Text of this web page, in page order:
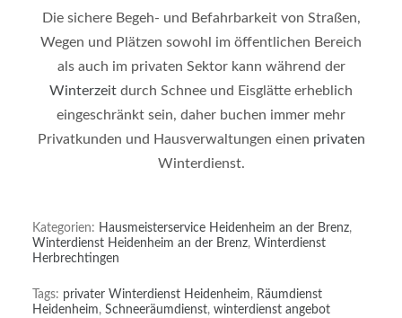
Die sichere Begeh- und Befahrbarkeit von Straßen,
Wegen und Plätzen sowohl im öffentlichen Bereich
als auch im privaten Sektor kann während der
Winterzeit durch Schnee und Eisglätte erheblich
eingeschränkt sein, daher buchen immer mehr
Privatkunden und Hausverwaltungen einen privaten
Winterdienst.
Kategorien: Hausmeisterservice Heidenheim an der Brenz,
Winterdienst Heidenheim an der Brenz, Winterdienst
Herbrechtingen
Tags: privater Winterdienst Heidenheim, Räumdienst
Heidenheim, Schneeräumdienst, winterdienst angebot